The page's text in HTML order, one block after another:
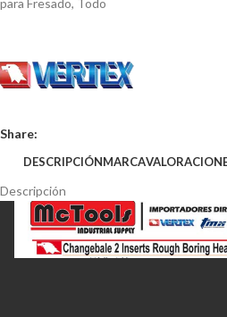
Share:
DESCRIPCIÓNMARCA
Descripción